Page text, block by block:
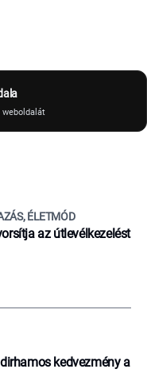
ÉLETMÓD
az útlevélkezelést
kedvezmény a